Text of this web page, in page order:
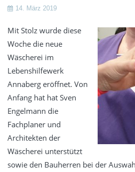
14. März 2019
Mit Stolz wurde diese
Woche die neue
Wäscherei im
Lebenshilfewerk
Annaberg eröffnet. Von
Anfang hat hat Sven
Engelmann die
Fachplaner und
Architekten der
Wäscherei unterstützt
sowie den Bauherren bei der